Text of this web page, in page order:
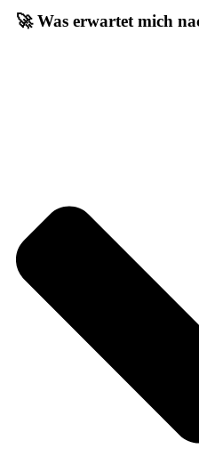
🚀 Was erwartet mich